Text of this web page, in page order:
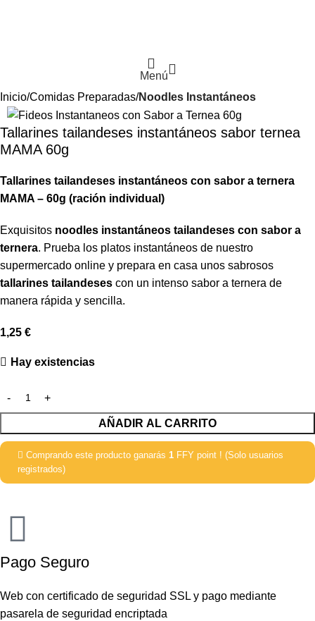
Menú
Inicio Comidas Preparadas Noodles Instantáneos
Tallarines tailandeses instantáneos sabor ternea
MAMA 60g
Tallarines tailandeses instantáneos con sabor a ternera
MAMA – 60g (ración individual)
Exquisitos noodles instantáneos tailandeses con sabor a
ternera. Prueba los platos instantáneos de nuestro
supermercado online y prepara en casa unos sabrosos
tallarines tailandeses con un intenso sabor a ternera de
manera rápida y sencilla.
1,25 €
Hay existencias
AÑADIR AL CARRITO
Comprando este producto ganarás 1 FFY point ! (Solo usuarios
registrados)
Pago Seguro
Web con certificado de seguridad SSL y pago mediante
pasarela de seguridad encriptada